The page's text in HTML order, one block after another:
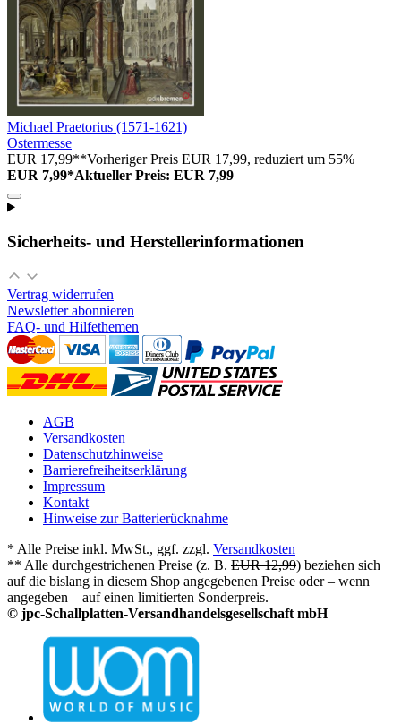
Michael Praetorius (1571-1621)
Ostermesse
EUR 17,99**Vorheriger Preis EUR 17,99, reduziert um 55%
EUR 7,99*Aktueller Preis: EUR 7,99
Sicherheits- und Herstellerinformationen
Vertrag widerrufen
Newsletter abonnieren
FAQ- und Hilfethemen
AGB
Versandkosten
Datenschutzhinweise
Barrierefreiheitserklärung
Impressum
Kontakt
Hinweise zur Batterierücknahme
* Alle Preise inkl. MwSt., ggf. zzgl. Versandkosten
** Alle durchgestrichenen Preise (z. B. EUR 12,99) beziehen sich
auf die bislang in diesem Shop angegebenen Preise oder – wenn
angegeben – auf einen limitierten Sonderpreis.
© jpc-Schallplatten-Versandhandelsgesellschaft mbH